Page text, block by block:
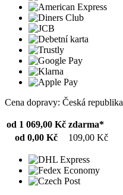
Cena dopravy: Česká republika
od 1 069,00 Kč zdarma*
od 0,00 Kč
109,00 Kč